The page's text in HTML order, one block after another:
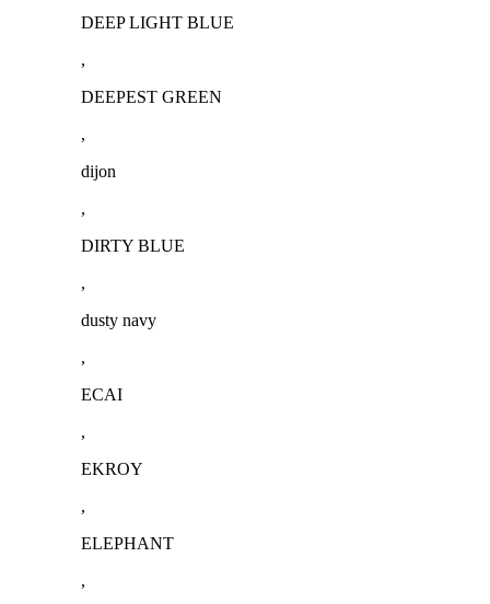
DEEP LIGHT BLUE
,
DEEPEST GREEN
,
dijon
,
DIRTY BLUE
,
dusty navy
,
ECAI
,
EKROY
,
ELEPHANT
,